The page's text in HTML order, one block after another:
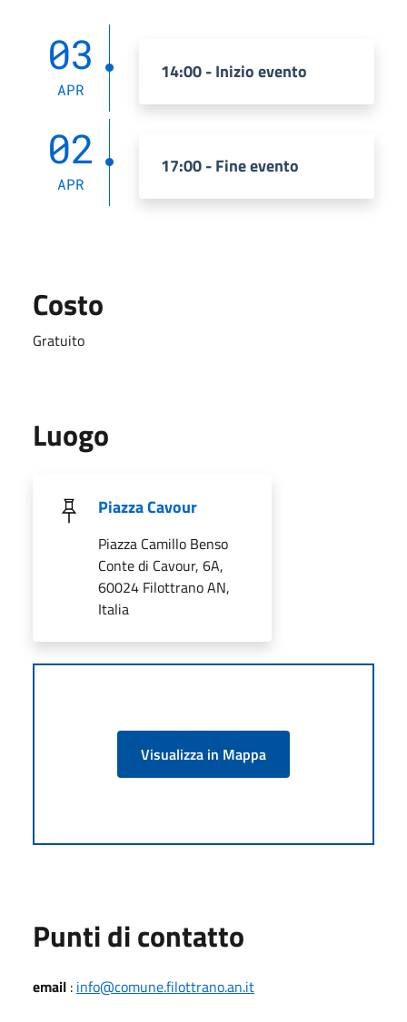
03
APR
14:00 - Inizio evento
02
APR
17:00 - Fine evento
Costo
Gratuito
Luogo
Piazza Cavour
Piazza Camillo Benso
Conte di Cavour, 6A,
60024 Filottrano AN,
Italia
Visualizza in Mappa
Punti di contatto
email : info@comune.filottrano.an.it